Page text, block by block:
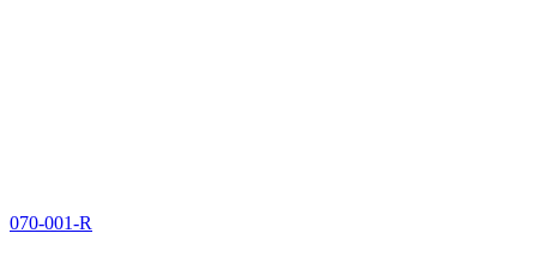
070-001-R